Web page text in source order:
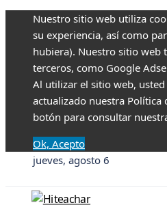
Nuestro sitio web utiliza
su experiencia, así como
hubiera). Nuestro sitio web
terceros, como Google
Al utilizar el sitio web,
actualizado nuestra Política
botón para consultar
Ok, Acepto
jueves, agosto 6